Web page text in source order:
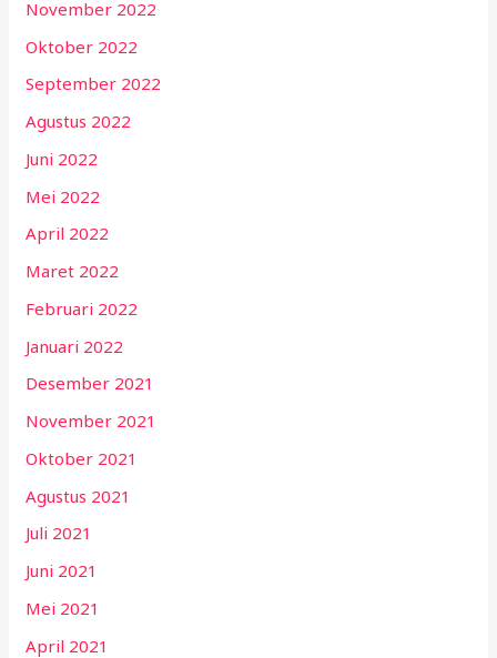
November 2022
Oktober 2022
September 2022
Agustus 2022
Juni 2022
Mei 2022
April 2022
Maret 2022
Februari 2022
Januari 2022
Desember 2021
November 2021
Oktober 2021
Agustus 2021
Juli 2021
Juni 2021
Mei 2021
April 2021